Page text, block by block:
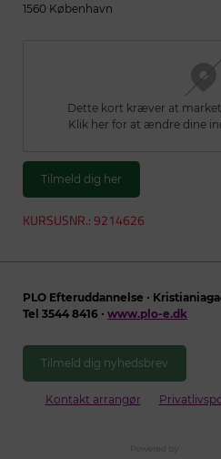
1560 København
Dette kort kræver at
Klik her for at ændre dine
Tilmeld dig her
KURSUSNR.: 9214626
PLO Efteruddannelse ∙
Tel 3544 8416 ∙ www.plo-e.dk
Tilmeld dig nyhedsbrev
Kontakt arrangør